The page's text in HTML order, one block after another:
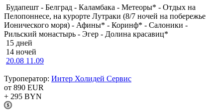
Будапешт - Белград - Каламбака - Метеоры* - Отдых на
Пелопоннесе, на курорте Лутраки (8/7 ночей на побережье
Ионического моря) - Афины* - Коринф* - Салоники -
Рильский монастырь - Эгер - Долина красавиц*
15 дней
14 ночей
20.08 11.09
Туроператор: Интер Холидей Сервис
от 890 EUR
+ 295 BYN